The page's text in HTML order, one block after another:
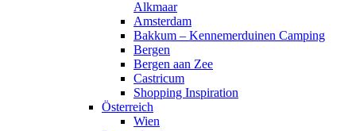
Alkmaar
Amsterdam
Bakkum – Kennemerduinen Camping
Bergen
Bergen aan Zee
Castricum
Shopping Inspiration
Österreich
Wien